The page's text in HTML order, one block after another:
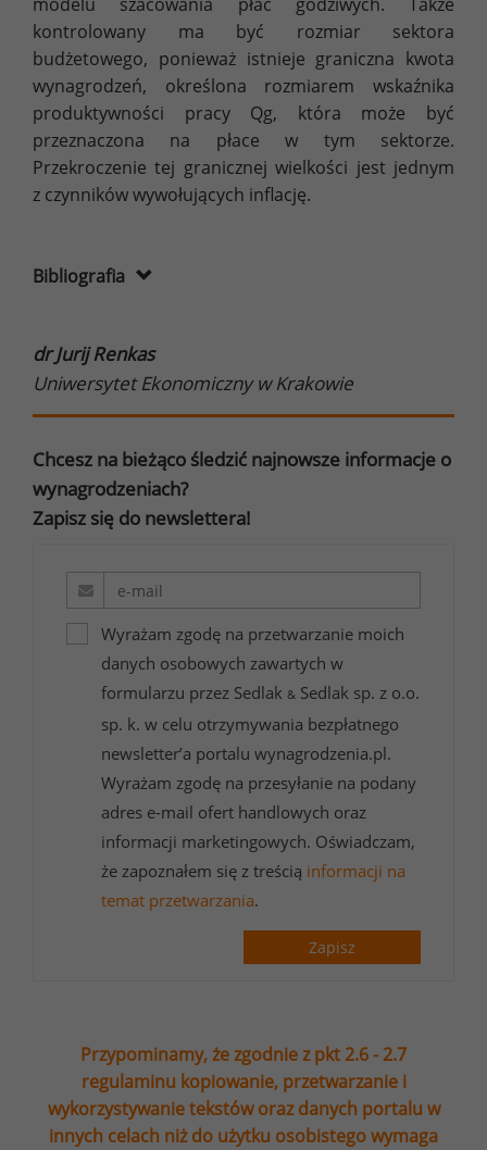
kontrolowany ma być rozmiar sektora
budżetowego, ponieważ istnieje graniczna kwota
wynagrodzeń, określona rozmiarem wskaźnika
produktywności pracy Qg, która może być
przeznaczona na płace w tym sektorze.
Przekroczenie tej granicznej wielkości jest jednym
z czynników wywołujących inflację.
Bibliografia
dr Jurij Renkas
Uniwersytet Ekonomiczny w Krakowie
Chcesz na bieżąco śledzić najnowsze informacje o
wynagrodzeniach?
Zapisz się do newslettera!
Wyrażam zgodę na przetwarzanie moich
danych osobowych zawartych w
formularzu przez Sedlak & Sedlak sp. z o.o.
sp. k. w celu otrzymywania bezpłatnego
newsletter’a portalu wynagrodzenia.pl.
Wyrażam zgodę na przesyłanie na podany
adres e-mail ofert handlowych oraz
informacji marketingowych. Oświadczam,
że zapoznałem się z treścią informacji na
temat przetwarzania.
Zapisz
Przypominamy, że zgodnie z pkt 2.6 - 2.7
regulaminu kopiowanie, przetwarzanie i
wykorzystywanie tekstów oraz danych portalu w
innych celach niż do użytku osobistego wymaga